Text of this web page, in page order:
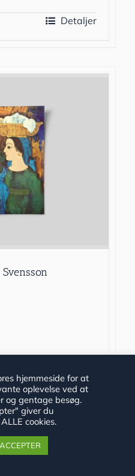
Detaljer
Svensson
Detaljer
hjemmeside for at
oplevelse ved at
og gentage besøg.
giver du
cookies.
ACCEPTER